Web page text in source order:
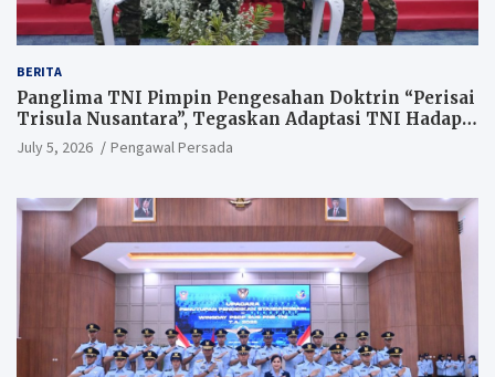
BERITA
Panglima TNI Pimpin Pengesahan Doktrin “Perisai
Trisula Nusantara”, Tegaskan Adaptasi TNI Hadapi
Perang Modern
July 5, 2026 Pengawal Persada